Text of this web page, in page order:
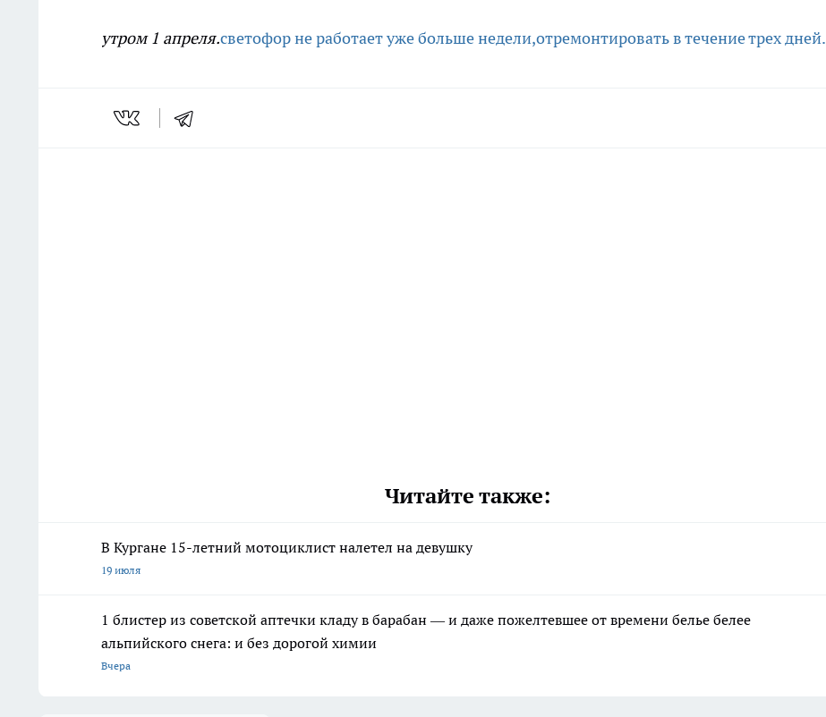
утром 1 апреля.светофор не работает уже больше недели,отремонтировать в течение трех дней.
Читайте также:
В Кургане 15-летний мотоциклист налетел на девушку
19 июля
1 блистер из советской аптечки кладу в барабан — и даже пожелтевшее от времени белье белее
альпийского снега: и без дорогой химии
Вчера